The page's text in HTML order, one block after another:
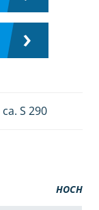
ca. S 290
HOCH